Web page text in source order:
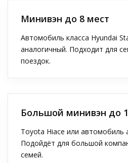
Минивэн до 8 мест
Автомобиль класса Hyundai
аналогичный. Подходит для
поездок.
Большой минивэн до
Toyota Hiace или автомобиль
Подойдёт для большой
семей.